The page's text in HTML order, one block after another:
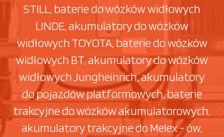
STILL, baterie do wózków widłowych
LINDE, akumulatory do wózków
widłowych TOYOTA, baterie do wózków
widłowych BT, akumulatory do wózków
widłowych Jungheinrich, akumulatory
do pojazdów platformowych, baterie
trakcyjne do wózków akumulatorowych,
akumulatory trakcyjne do Melex - ów,